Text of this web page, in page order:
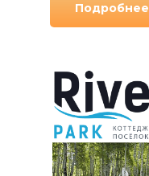
Подробнее